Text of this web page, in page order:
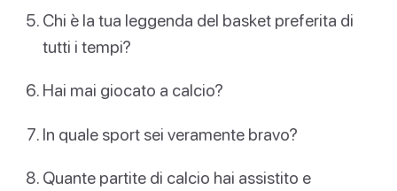
Chi è la tua leggenda del basket preferita di
tutti i tempi?
Hai mai giocato a calcio?
In quale sport sei veramente bravo?
Quante partite di calcio hai assistito e